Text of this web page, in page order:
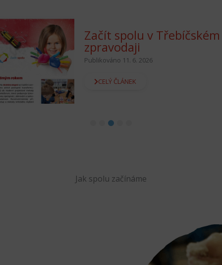
Začít spolu v
novinách
Publikováno 9. 6. 2026
Jak spolu začínáme